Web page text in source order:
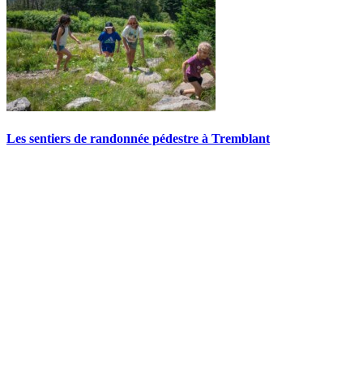
Les sentiers de randonnée pédestre à Tremblant